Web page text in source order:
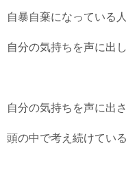
自暴自棄になっている人
自分の気持ちを声に出
自分の気持ちを声に出さ
頭の中で考え続けている